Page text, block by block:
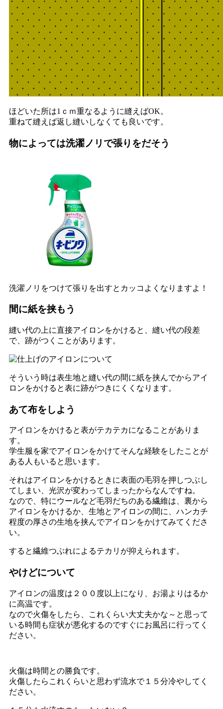
ほどいた所は1ｃｍ重なるように縫えばOK。
重ねて縫えば返し縫いしなくても良いです。
物によっては洗濯ノリで張りをだそう
洗濯ノリをつけて張りを出すとカッコよくなりますよ！
間に紙を挟もう
縫い代の上に直接アイロンをかけると、縫い代の段差
で、跡がつくことがあります。
そういう時は表生地と縫い代の間に紙を挟んでからアイ
ロンをかけると表に跡がつきにくくなります。
あて布をしよう
アイロンをかけると表がテカテカになることがありま
す。
学生服を家でアイロンをかけてそんな経験をしたことが
ある人もいると思います。
それはアイロンをかけるときに表面の毛羽を押しつぶし
てしまい、光沢が変わってしまったからなんですね。
なので、特にウールなど毛羽だちのある繊維は、裏から
アイロンをかけるか、生地とアイロンの間に、ハンカチ
程度の厚さの生地を挟んでアイロンをかけてみてくださ
い。
すると繊維つぶれによるテカリが抑えられます。
やけどについて
アイロンの温度は２００度以上になり、お湯よりはるか
に高温です。
なので火傷をしたら、これくらい大丈夫かな～と思って
いる時間も症状が悪化するのですぐにお風呂に行ってく
ださい。
火傷は時間との勝負です。
火傷したらこれくらいと思わず流水で１５分冷やしてく
ださい。